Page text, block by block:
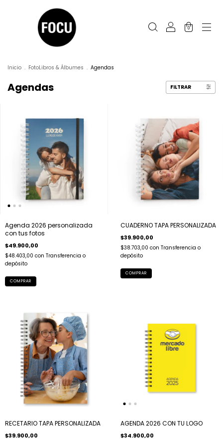
0
Inicio . FotoLibros & Álbumes . Agendas
Agendas FILTRAR
Agenda 2026 personalizada
con tus fotos
$49.900,00
$48.403,00 con Transferencia o
depósito
COMPRAR
CUADERNO TAPA PERSONALIZADA
$39.900,00
$38.703,00 con Transferencia o
depósito
COMPRAR
RECETARIO TAPA PERSONALIZADA
$39.900,00
AGENDA 2026 CON TU LOGO
$34.900,00